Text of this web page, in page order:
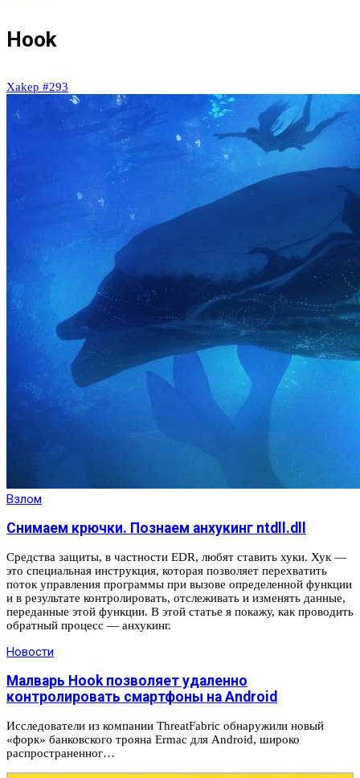
Hook
Xakep #293
Взлом
Снимаем крючки. Познаем анхукинг ntdll.dll
Средства защиты, в частности EDR, любят ставить хуки. Хук —
это специальная инструкция, которая позволяет перехватить
поток управления программы при вызове определенной функции
и в результате контролировать, отслеживать и изменять данные,
переданные этой функции. В этой статье я покажу, как проводить
обратный процесс — анхукинг.
Новости
Малварь Hook позволяет удаленно
контролировать смартфоны на Android
Исследователи из компании ThreatFabric обнаружили новый
«форк» банковского трояна Ermac для Android, широко
распространенног…